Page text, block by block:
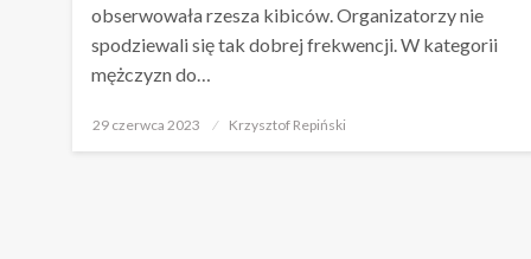
obserwowała rzesza kibiców. Organizatorzy nie
spodziewali się tak dobrej frekwencji. W kategorii
mężczyzn do…
Opublikowane
29 czerwca 2023 Krzysztof Repiński